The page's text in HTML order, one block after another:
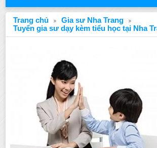
Trang chủ
Gia sư Nha Trang
Tuyển gia sư dạy kèm tiểu học tại Nha